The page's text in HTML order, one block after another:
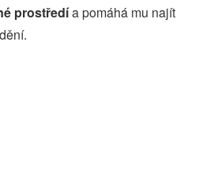
prostředía pomáhá mu najít